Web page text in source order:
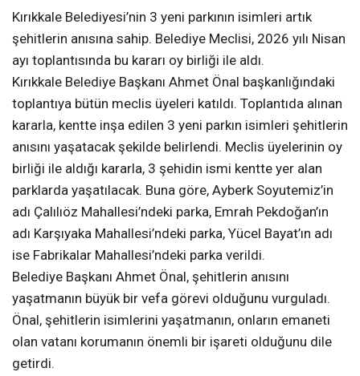
Kırıkkale Belediyesi’nin 3 yeni parkının isimleri artık
şehitlerin anısına sahip. Belediye Meclisi, 2026 yılı Nisan
ayı toplantısında bu kararı oy birliği ile aldı.
Kırıkkale Belediye Başkanı Ahmet Önal başkanlığındaki
toplantıya bütün meclis üyeleri katıldı. Toplantıda alınan
kararla, kentte inşa edilen 3 yeni parkın isimleri şehitlerin
anısını yaşatacak şekilde belirlendi. Meclis üyelerinin oy
birliği ile aldığı kararla, 3 şehidin ismi kentte yer alan
parklarda yaşatılacak. Buna göre, Ayberk Soyutemiz’in
adı Çalılıöz Mahallesi’ndeki parka, Emrah Pekdoğan’ın
adı Karşıyaka Mahallesi’ndeki parka, Yücel Bayat’ın adı
ise Fabrikalar Mahallesi’ndeki parka verildi.
Belediye Başkanı Ahmet Önal, şehitlerin anısını
yaşatmanın büyük bir vefa görevi olduğunu vurguladı.
Önal, şehitlerin isimlerini yaşatmanın, onların emaneti
olan vatanı korumanın önemli bir işareti olduğunu dile
getirdi.